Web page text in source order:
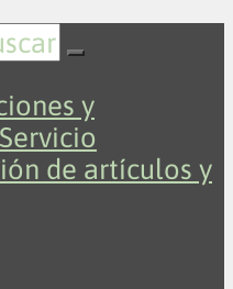
y
de artículos y